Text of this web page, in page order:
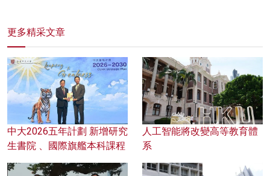
更多精采文章
中大2026五年計劃 新增研究
生書院 、國際旗艦本科課程
人工智能將改變高等教育體
系